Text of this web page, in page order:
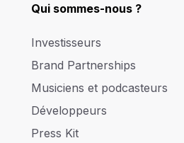
Qui sommes-nous ?
Investisseurs
Brand Partnerships
Musiciens et podcasteurs
Développeurs
Press Kit